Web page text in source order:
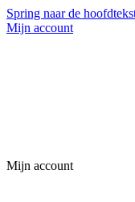
Spring naar de
Mijn account
Mijn account